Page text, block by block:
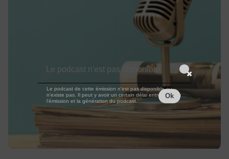
Le podcast n'est pas disponible
Le podcast de cette émission n'est pas disponible ou
n'existe pas. Il peut y avoir un certain délai entre la fin de
l'émission et la génération du podcast.
Ok